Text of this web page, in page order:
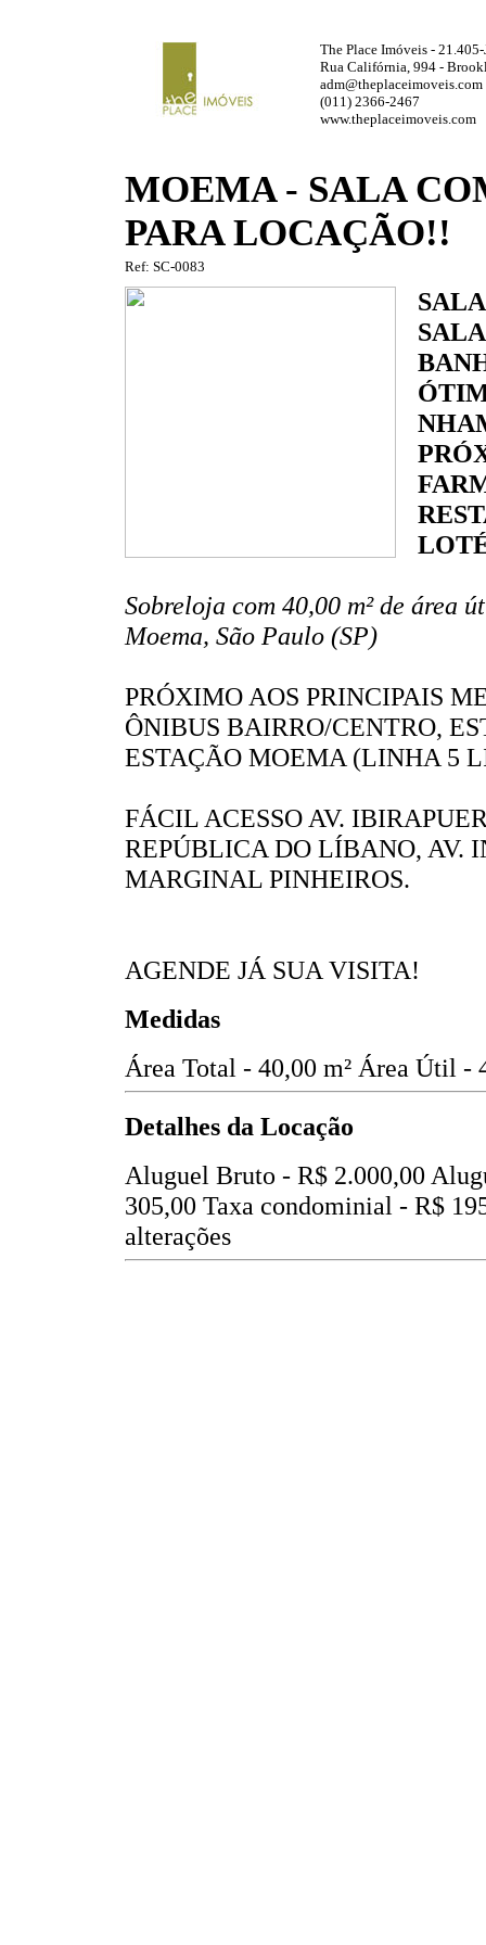
The Place Imóveis - 21.405-
Rua Califórnia, 994 -
adm@theplaceimoveis.com
(011) 2366-2467
www.theplaceimoveis.com
MOEMA - SALA
PARA LOCAÇÃO!!
Ref: SC-0083
Sobreloja com 40,00 m² de área
Moema, São Paulo (SP)
PRÓXIMO AOS PRINCIPAIS
ÔNIBUS BAIRRO/CENTRO,
ESTAÇÃO MOEMA (LINHA 5
FÁCIL ACESSO AV.
REPÚBLICA DO LÍBANO, AV.
MARGINAL PINHEIROS.
AGENDE JÁ SUA VISITA!
Medidas
Área Total - 40,00 m² Área Útil -
Detalhes da Locação
Aluguel Bruto - R$ 2.000,00
305,00 Taxa condominial - R$
alterações